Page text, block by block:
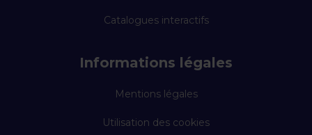
Catalogues interactifs
Informations légales
Mentions légales
Utilisation des cookies